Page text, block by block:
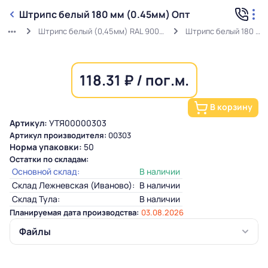
Штрипс белый 180 мм (0.45мм) Опт
Штрипс белый (0,45мм) RAL 9003 ГОСТ в защитной пленке Штрипс белый 180 мм (0.45мм) Опт
118.31 ₽ / пог.м.
В корзину
Артикул: УТЯ00000303
Артикул производителя: 00303
Норма упаковки: 50
Остатки по складам:
Основной склад:
В наличии
Склад Лежневская (Иваново): В наличии
Склад Тула:
В наличии
Планируемая дата производства: 03.08.2026
Файлы